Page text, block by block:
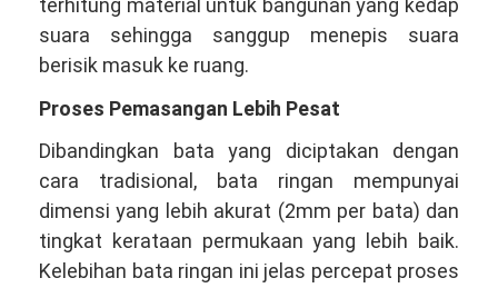
terhitung material untuk bangunan yang kedap
suara sehingga sanggup menepis suara
berisik masuk ke ruang.
Proses Pemasangan Lebih Pesat
Dibandingkan bata yang diciptakan dengan
cara tradisional, bata ringan mempunyai
dimensi yang lebih akurat (2mm per bata) dan
tingkat kerataan permukaan yang lebih baik.
Kelebihan bata ringan ini jelas percepat proses